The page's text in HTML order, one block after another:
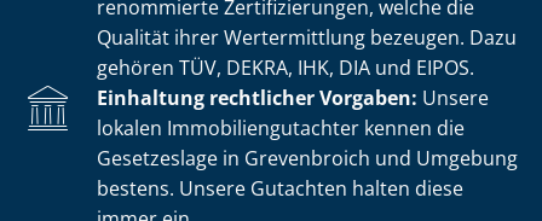
renommierte Zer­ti­fi­zie­run­gen, welche die
Qualität ihrer Wertermittlung bezeugen. Dazu
gehören TÜV, DEKRA, IHK, DIA und EIPOS.
Einhaltung rechtlicher Vorgaben: Unsere
lokalen Im­mo­bi­li­en­gut­ach­ter kennen die
Gesetzeslage in Grevenbroich und Umgebung
bestens. Unsere Gutachten halten diese